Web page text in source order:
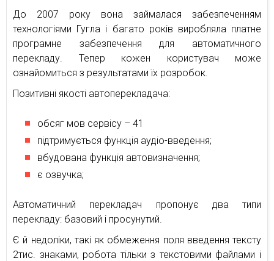
До 2007 року вона займалася забезпеченням
технологіями Гугла і багато років виробляла платне
програмне забезпечення для автоматичного
перекладу. Тепер кожен користувач може
ознайомиться з результатами їх розробок.
Позитивні якості автоперекладача:
обсяг мов сервісу – 41
підтримується функція аудіо-введення;
вбудована функція автовизначення;
є озвучка;
Автоматичний перекладач пропонує два типи
перекладу: базовий і просунутий.
Є й недоліки, такі як обмеження поля введення тексту
2тис. знаками, робота тільки з текстовими файлами і